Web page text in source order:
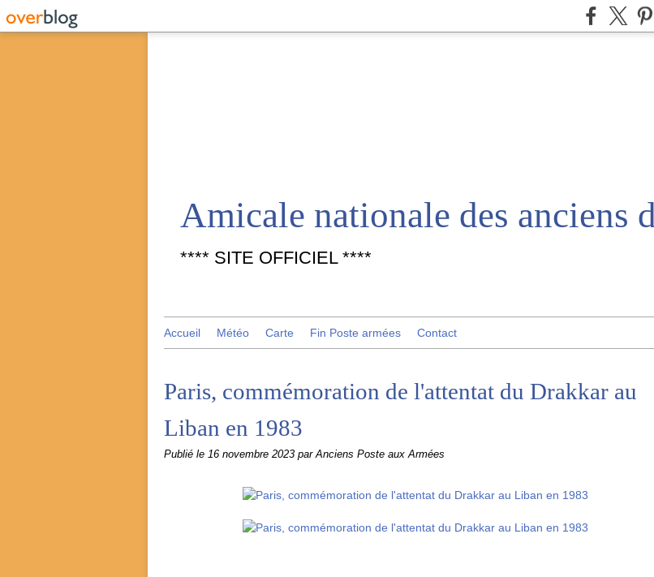
**** SITE OFFICIEL ****
Accueil Météo Carte Fin Poste armées Contact
Paris, commémoration de l'attentat du Drakkar au
Liban en 1983
Publié le 16 novembre 2023 par Anciens Poste aux Armées